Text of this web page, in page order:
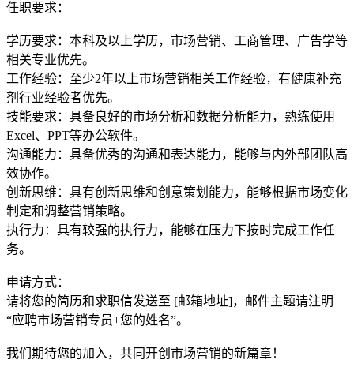
任职要求：
学历要求：本科及以上学历，市场营销、工商管理、广告学等
相关专业优先。
工作经验：至少2年以上市场营销相关工作经验，有健康补充
剂行业经验者优先。
技能要求：具备良好的市场分析和数据分析能力，熟练使用
Excel、PPT等办公软件。
沟通能力：具备优秀的沟通和表达能力，能够与内外部团队高
效协作。
创新思维：具有创新思维和创意策划能力，能够根据市场变化
制定和调整营销策略。
执行力：具有较强的执行力，能够在压力下按时完成工作任
务。
申请方式：
请将您的简历和求职信发送至 [邮箱地址]，邮件主题请注明
“应聘市场营销专员+您的姓名”。
我们期待您的加入，共同开创市场营销的新篇章！